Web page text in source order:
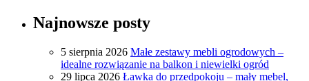
Najnowsze posty
5 sierpnia 2026 Małe zestawy mebli ogrodowych –
idealne rozwiązanie na balkon i niewielki ogród
29 lipca 2026 Ławka do przedpokoju – mały mebel,